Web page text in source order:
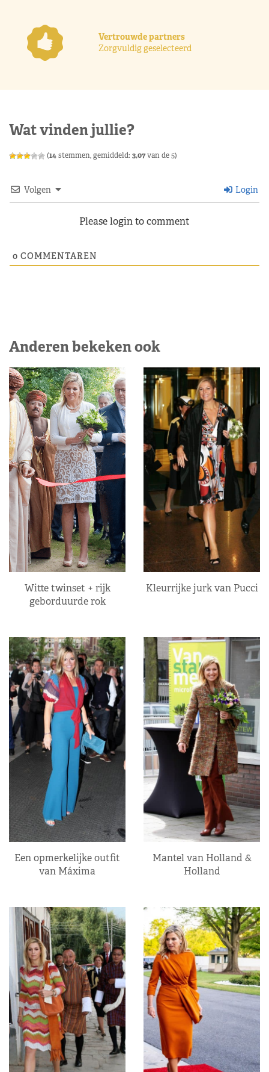
Vertrouwde partners
Zorgvuldig geselecteerd
Wat vinden jullie?
(14stemmen, gemiddeld: 3,07van de 5)
Volgen Login
Please login to comment
0 COMMENTAREN
Anderen bekeken ook
Witte twinset + rijk
geborduurde rok
Kleurrijke jurk van Pucci
Een opmerkelijke outfit
van Máxima
Mantel van Holland &
Holland